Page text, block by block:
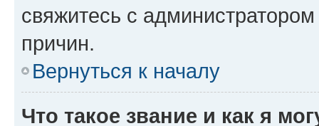
свяжитесь с
причин.
Вернуться к началу
Что такое звание и как я